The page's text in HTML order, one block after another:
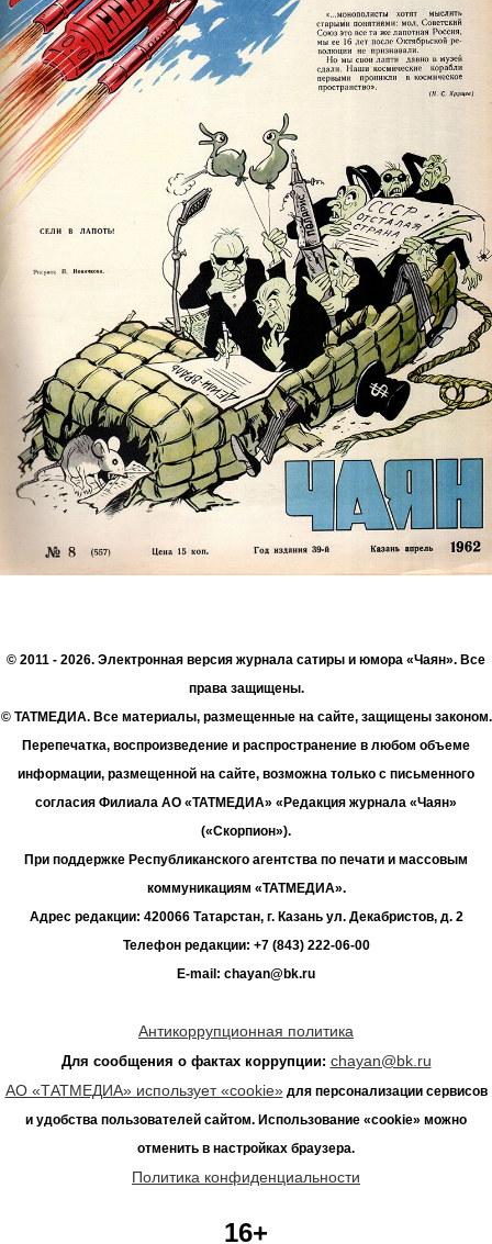
© 2011 - 2026. Электронная версия журнала сатиры и юмора «Чаян». Все
права защищены.
© ТАТМЕДИА. Все материалы, размещенные на сайте, защищены законом.
Перепечатка, воспроизведение и распространение в любом объеме
информации, размещенной на сайте, возможна только с письменного
согласия Филиала АО «ТАТМЕДИА» «Редакция журнала «Чаян»
(«Скорпион»).
При поддержке Республиканского агентства по печати и массовым
коммуникациям «ТАТМЕДИА».
Адрес редакции: 420066 Татарстан, г. Казань ул. Декабристов, д. 2
Телефон редакции: +7 (843) 222-06-00
E-mail: chayan@bk.ru
Антикоррупционная политика
Для сообщения о фактах коррупции: chayan@bk.ru
АО «ТАТМЕДИА» использует «cookie»для персонализации сервисов
и удобства пользователей сайтом. Использование «cookie» можно
отменить в настройках браузера.
Политика конфиденциальности
16+